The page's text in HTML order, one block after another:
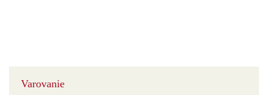
Varovanie